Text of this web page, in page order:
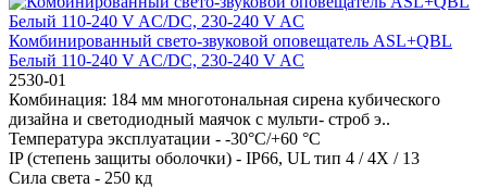
Комбинированный свето-звуковой оповещатель ASL+QBL
Белый 110-240 V AC/DC, 230-240 V AC
2530-01
Комбинация: 184 мм многотональная сирена кубического
дизайна и светодиодный маячок с мульти- строб э..
Температура эксплуатации - -30°C/+60 °C
IP (степень защиты оболочки) - IP66, UL тип 4 / 4X / 13
Сила света - 250 кд